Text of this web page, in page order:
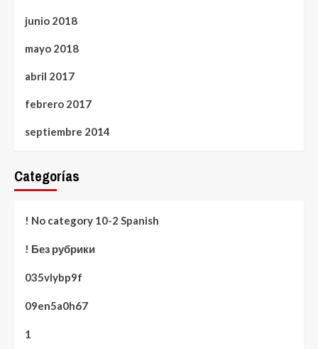
junio 2018
mayo 2018
abril 2017
febrero 2017
septiembre 2014
Categorías
! No category 10-2 Spanish
! Без рубрики
035vlybp9f
09en5a0h67
1